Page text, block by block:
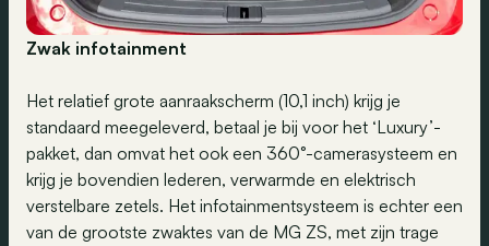
Zwak infotainment
Het relatief grote aanraakscherm (10,1 inch) krijg je
standaard meegeleverd, betaal je bij voor het ‘Luxury’-
pakket, dan omvat het ook een 360°-camerasysteem en
krijg je bovendien lederen, verwarmde en elektrisch
verstelbare zetels. Het infotainmentsysteem is echter een
van de grootste zwaktes van de MG ZS, met zijn trage